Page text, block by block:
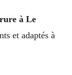
à Le
et adaptés à